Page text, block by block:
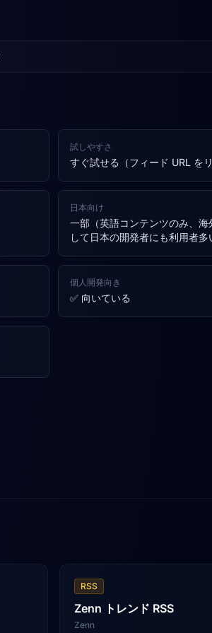
試しやすさ
すぐ試せる（フィード URL を
日本向け
一部（英語コンテンツのみ、
して日本の開発者にも利用者多
個人開発向き
✅ 向いている
RSS
Zenn トレンド RSS
Zenn